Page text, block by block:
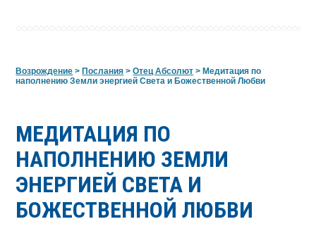
Возрождение >Послания >Отец Абсолют >Медитация по
наполнению Земли энергией Света и Божественной Любви
МЕДИТАЦИЯ ПО
НАПОЛНЕНИЮ ЗЕМЛИ
ЭНЕРГИЕЙ СВЕТА И
БОЖЕСТВЕННОЙ ЛЮБВИ